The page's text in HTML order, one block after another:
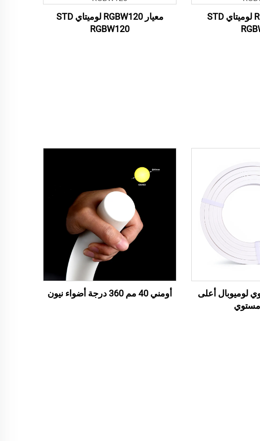
معيار RGBW60 لوميتاي STD
معيار RGBW120 لوميتاي STD
RGBW120
مستوي لوميوبال أعلى
أومني 40 مم 360 درجة أضواء نيون